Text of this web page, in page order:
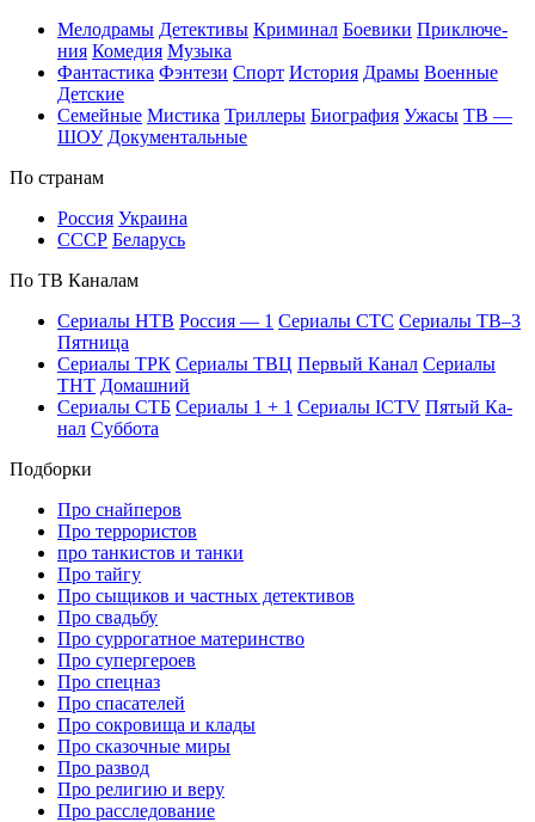
Ме­ло­дра­мы Де­тек­ти­вы Кри­ми­нал Бое­ви­ки При­клю­че­
ния Ко­ме­дия Му­зы­ка
Фан­та­сти­ка Фэн­те­зи Спорт Ис­то­рия Дра­мы Во­ен­ные
Дет­ские
Се­мей­ные Мис­ти­ка Трил­ле­ры Био­гра­фия Ужа­сы ТВ —
ШОУ До­ку­мен­таль­ные
По стра­нам
Рос­сия Ук­раи­на
СССР Бе­ла­русь
По ТВ Ка­на­лам
Се­риа­лы НТВ Рос­сия — 1 Се­риа­лы СТС Се­риа­лы ТВ–3
Пят­ни­ца
Се­риа­лы ТРК Се­риа­лы ТВЦ Пер­вый Ка­нал Се­риа­лы
ТНТ До­маш­ний
Се­риа­лы СТБ Се­риа­лы 1 + 1 Се­риа­лы ICTV Пя­тый Ка­
нал Суб­бо­та
Подборки
Про снайперов
Про террористов
про танкистов и танки
Про тайгу
Про сыщиков и частных детективов
Про свадьбу
Про суррогатное материнство
Про супергероев
Про спецназ
Про спасателей
Про сокровища и клады
Про сказочные миры
Про развод
Про религию и веру
Про расследование